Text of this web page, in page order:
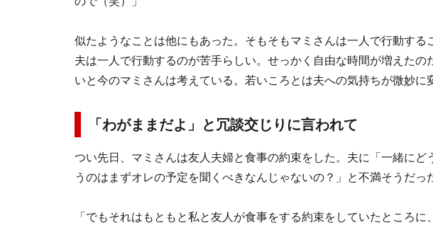
似たようなことは他にもあった。そもそもマミさんは一人で行動する
夫は一人で行動するのが苦手らしい。せっかく自由な時間が増えたの
いと今のマミさんは考えている。若いころとは夫への気持ちが微妙に
「わがままだよ」と冗談交じりに言われて
つい先日、マミさんは友人夫婦と食事の約束をした。夫に「一緒にど
うのはまずオレの予定を聞くべきなんじゃないの？」と不満そうだっ
「でもそれはもともと私と友人が食事をする約束をしていたところ